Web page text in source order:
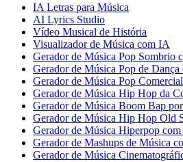
IA Letras para Música
AI Lyrics Studio
Vídeo Musical de História
Visualizador de Música com IA
Gerador de Música Pop Sombrio
Gerador de Música Pop de
Gerador de Música Pop
Gerador de Música Hip Hop da
Gerador de Música Boom Bap
Gerador de Música Hip Hop Old
Gerador de Música Hiperpop
Gerador de Mashups de Música
Gerador de Música